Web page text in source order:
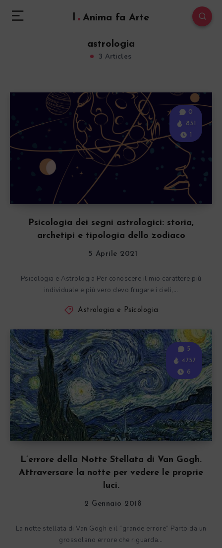
l Anima fa Arte
astrologia
3 Articles
Psicologia dei segni astrologici: storia,
archetipi e tipologia dello zodiaco
0
831
1
5 Aprile 2021
Psicologia e Astrologia Per conoscere il mio carattere più
individuale e più vero devo frugare i cieli,…
Astrologia e Psicologia
L’errore della Notte Stellata di Van Gogh.
Attraversare la notte per vedere le proprie
luci.
5
4757
6
2 Gennaio 2018
La notte stellata di Van Gogh e il “grande errore” Parto da un
grossolano errore che riguarda…